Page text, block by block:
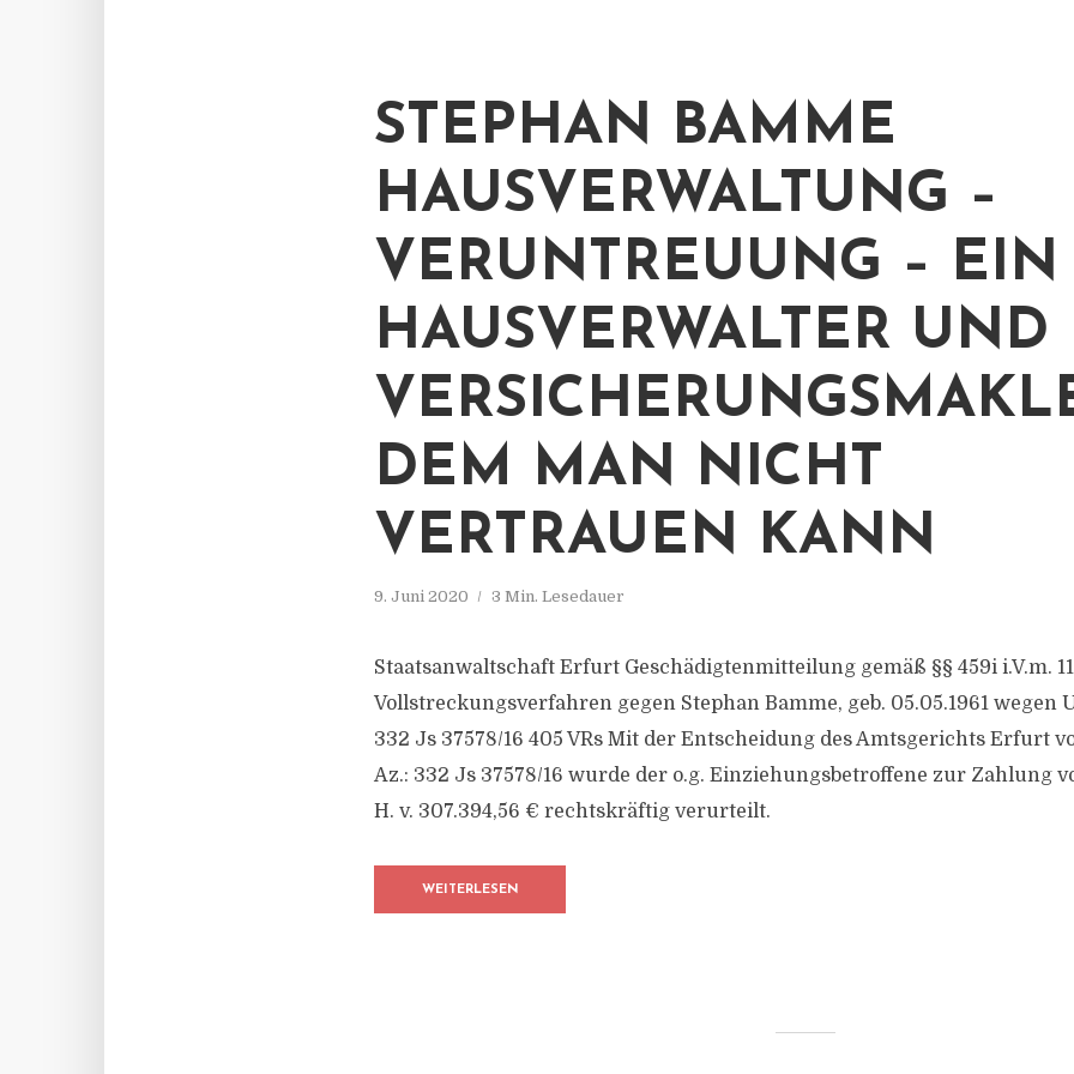
STEPHAN BAMME
HAUSVERWALTUNG –
VERUNTREUUNG – EIN
HAUSVERWALTER UND
DEM MAN NICHT
VERTRAUEN KANN
9. Juni 2020 3 Min. Lesedauer
Staatsanwaltschaft Erfurt Geschädigtenmitteilung gemäß §§ 459i i.V.m.
Vollstreckungsverfahren gegen Stephan Bamme, geb. 05.05.1961 wegen
332 Js 37578/16 405 VRs Mit der Entscheidung des Amtsgerichts Erfurt
Az.: 332 Js 37578/16 wurde der o.g. Einziehungsbetroffene zur Zahlung
H. v. 307.394,56 € rechtskräftig verurteilt.
WEITERLESEN